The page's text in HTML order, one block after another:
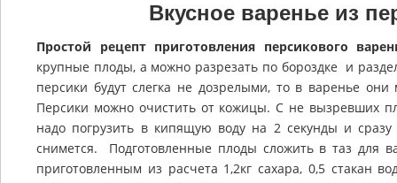
Вкусное варенье из
Простой рецепт приготовления персикового
крупные плоды, а можно разрезать по бороздке и
персики будут слегка не дозрелыми, то в варенье
Персики можно очистить от кожицы. С не вызревших
надо погрузить в кипящую воду на 2 секунды и сразу
снимется. Подготовленные плоды сложить в таз для
приготовленным из расчета 1,2кг сахара, 0,5 стакан